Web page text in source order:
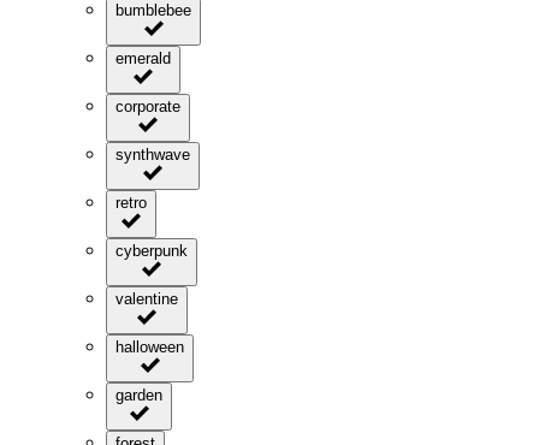
bumblebee
emerald
corporate
synthwave
retro
cyberpunk
valentine
halloween
garden